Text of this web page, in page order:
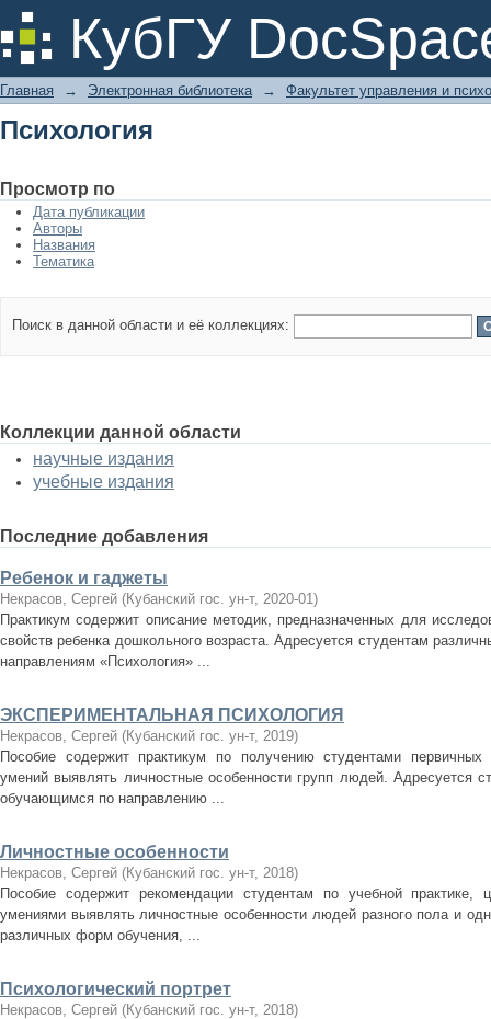
КубГУ
Психология
Главная → Электронная библиотека → Факультет управления и
Психология
Просмотр по
Дата публикации
Авторы
Названия
Тематика
Поиск в данной области и её коллекциях:
Коллекции данной области
научные издания
учебные издания
Последние добавления
Ребенок и гаджеты
Некрасов, Сергей (Кубанский гос. ун-т, 2020-01)
Практикум содержит описание методик, предназначенных для
свойств ребенка дошкольного возраста. Адресуется студентам
направлениям «Психология» ...
ЭКСПЕРИМЕНТАЛЬНАЯ ПСИХОЛОГИЯ
Некрасов, Сергей (Кубанский гос. ун-т, 2019)
Пособие содержит практикум по получению студентами
умений выявлять личностные особенности групп людей. Адресуется
обучающимся по направлению ...
Личностные особенности
Некрасов, Сергей (Кубанский гос. ун-т, 2018)
Пособие содержит рекомендации студентам по учебной практике,
умениями выявлять личностные особенности людей разного пола и
различных форм обучения, ...
Психологический портрет
Некрасов, Сергей (Кубанский гос. ун-т, 2018)